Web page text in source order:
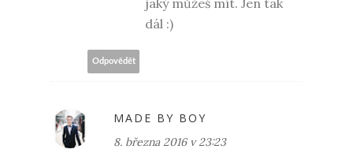
dál :)
Odpovědět
MADE BY BOY
8. března 2016 v 23:23